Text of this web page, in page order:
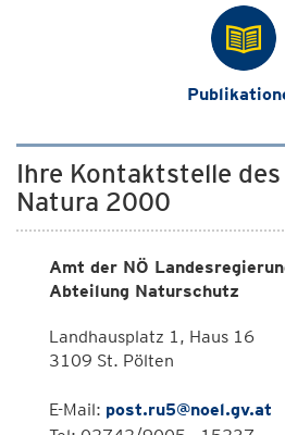
Ihre Kontaktstelle
Natura 2000
Amt der NÖ
Abteilung Naturschutz
Landhausplatz 1, Haus 16
3109 St. Pölten
E-Mail: post.ru5@noel.gv.at